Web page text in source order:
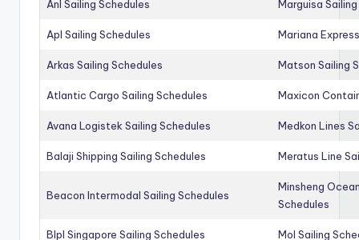
Anl Sailing Schedules Marguisa
Apl Sailing Schedules Mariana
Arkas Sailing Schedules Matson Sailing
Atlantic Cargo Sailing Schedules Maxicon
Avana Logistek Sailing Schedules Medkon Lines
Balaji Shipping Sailing Schedules Meratus Line
Beacon Intermodal Sailing Schedules
Minsheng
Schedules
Blpl Singapore Sailing Schedules Mol Sailing